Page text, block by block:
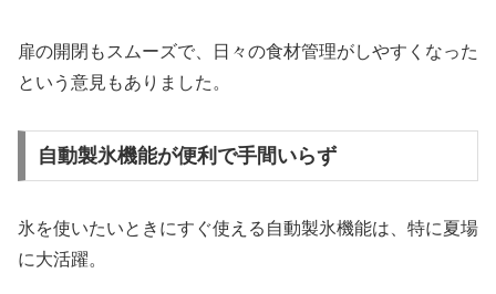
扉の開閉もスムーズで、日々の食材管理がしやすくなった
という意見もありました。
自動製氷機能が便利で手間いらず
氷を使いたいときにすぐ使える自動製氷機能は、特に夏場
に大活躍。